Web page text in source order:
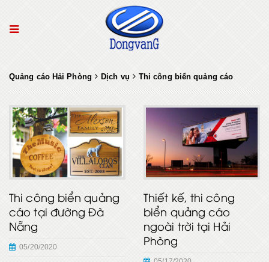
Quảng cáo Hải Phòng Dịch vụ Thi công biển quảng cáo
Thi công biển quảng
cáo tại đường Đà
Nẵng
05/20/2020
Thiết kế, thi công
biển quảng cáo
ngoài trời tại Hải
Phòng